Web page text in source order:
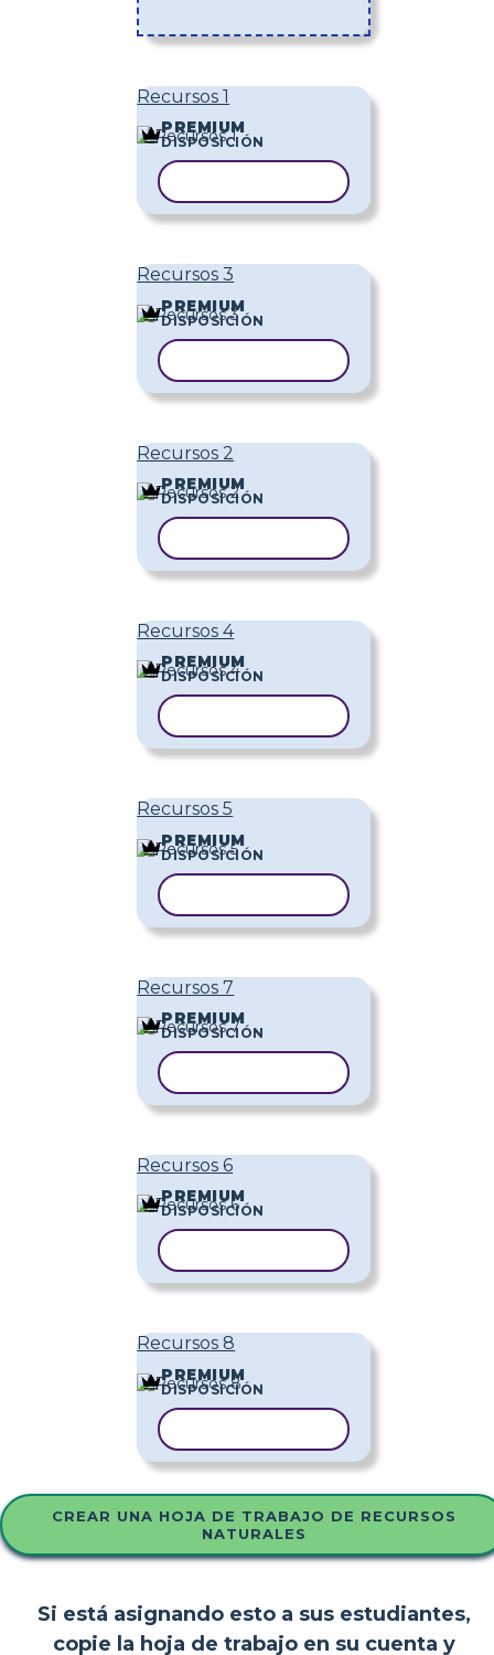
Recursos 1
PREMIUM
DISPOSICIÓN
Recursos 3
PREMIUM
DISPOSICIÓN
Recursos 2
PREMIUM
DISPOSICIÓN
Recursos 4
PREMIUM
DISPOSICIÓN
Recursos 5
PREMIUM
DISPOSICIÓN
Recursos 7
PREMIUM
DISPOSICIÓN
Recursos 6
PREMIUM
DISPOSICIÓN
Recursos 8
PREMIUM
DISPOSICIÓN
CREAR UNA HOJA DE TRABAJO DE RECURSOS
NATURALES
Si está asignando esto a sus estudiantes,
copie la hoja de trabajo en su cuenta y